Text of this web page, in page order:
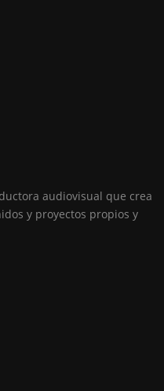
audiovisual que crea
y proyectos propios y